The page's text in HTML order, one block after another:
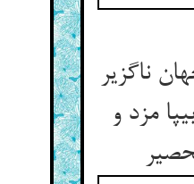
ناگزیر
مزد و